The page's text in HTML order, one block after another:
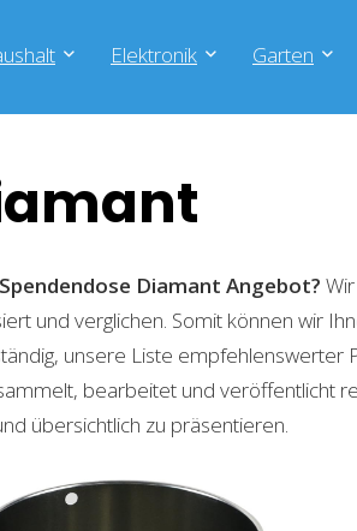
Elektronik Garten
Diamant Angebot?
und verglichen. Somit können wir
unsere Liste empfehlenswerter
bearbeitet und veröffentlicht
übersichtlich zu präsentieren.